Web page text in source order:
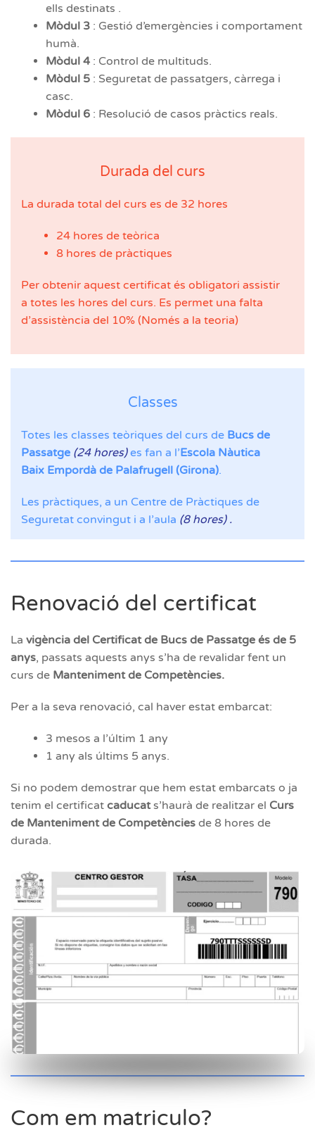
ells destinats .
Mòdul 3 : Gestió d’emergències i comportament
humà.
Mòdul 4 : Control de multituds.
Mòdul 5 : Seguretat de passatgers, càrrega i
casc.
Mòdul 6 : Resolució de casos pràctics reals.
Durada del curs
La durada total del curs es de 32 hores
24 hores de teòrica
8 hores de pràctiques
Per obtenir aquest certificat és obligatori assistir
a totes les hores del curs. Es permet una falta
d’assistència del 10% (Només a la teoria)
Classes
Totes les classes teòriques del curs de Bucs de
Passatge (24 hores)es fan a l’Escola Nàutica
Baix Empordà de Palafrugell (Girona).
Les pràctiques, a un Centre de Pràctiques de
Seguretat convingut i a l’aula (8 hores) .
Renovació del certificat
La vigència del Certificat de Bucs de Passatge és de 5
anys, passats aquests anys s’ha de revalidar fent un
curs de Manteniment de Competències.
Per a la seva renovació, cal haver estat embarcat:
3 mesos a l’últim 1 any
1 any als últims 5 anys.
Si no podem demostrar que hem estat embarcats o ja
tenim el certificat caducats’haurà de realitzar el Curs
de Manteniment de Competències de 8 hores de
durada.
Com em matriculo?